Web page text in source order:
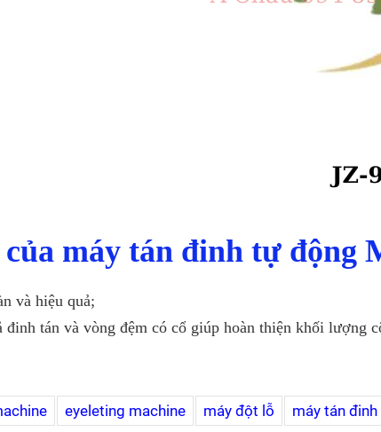
máy tán đinh tự động
và hiệu quả;
đinh tán và vòng đệm có cổ giúp hoàn thiện khối lượng
eyeleting machine máy đột lỗ máy tán đinh